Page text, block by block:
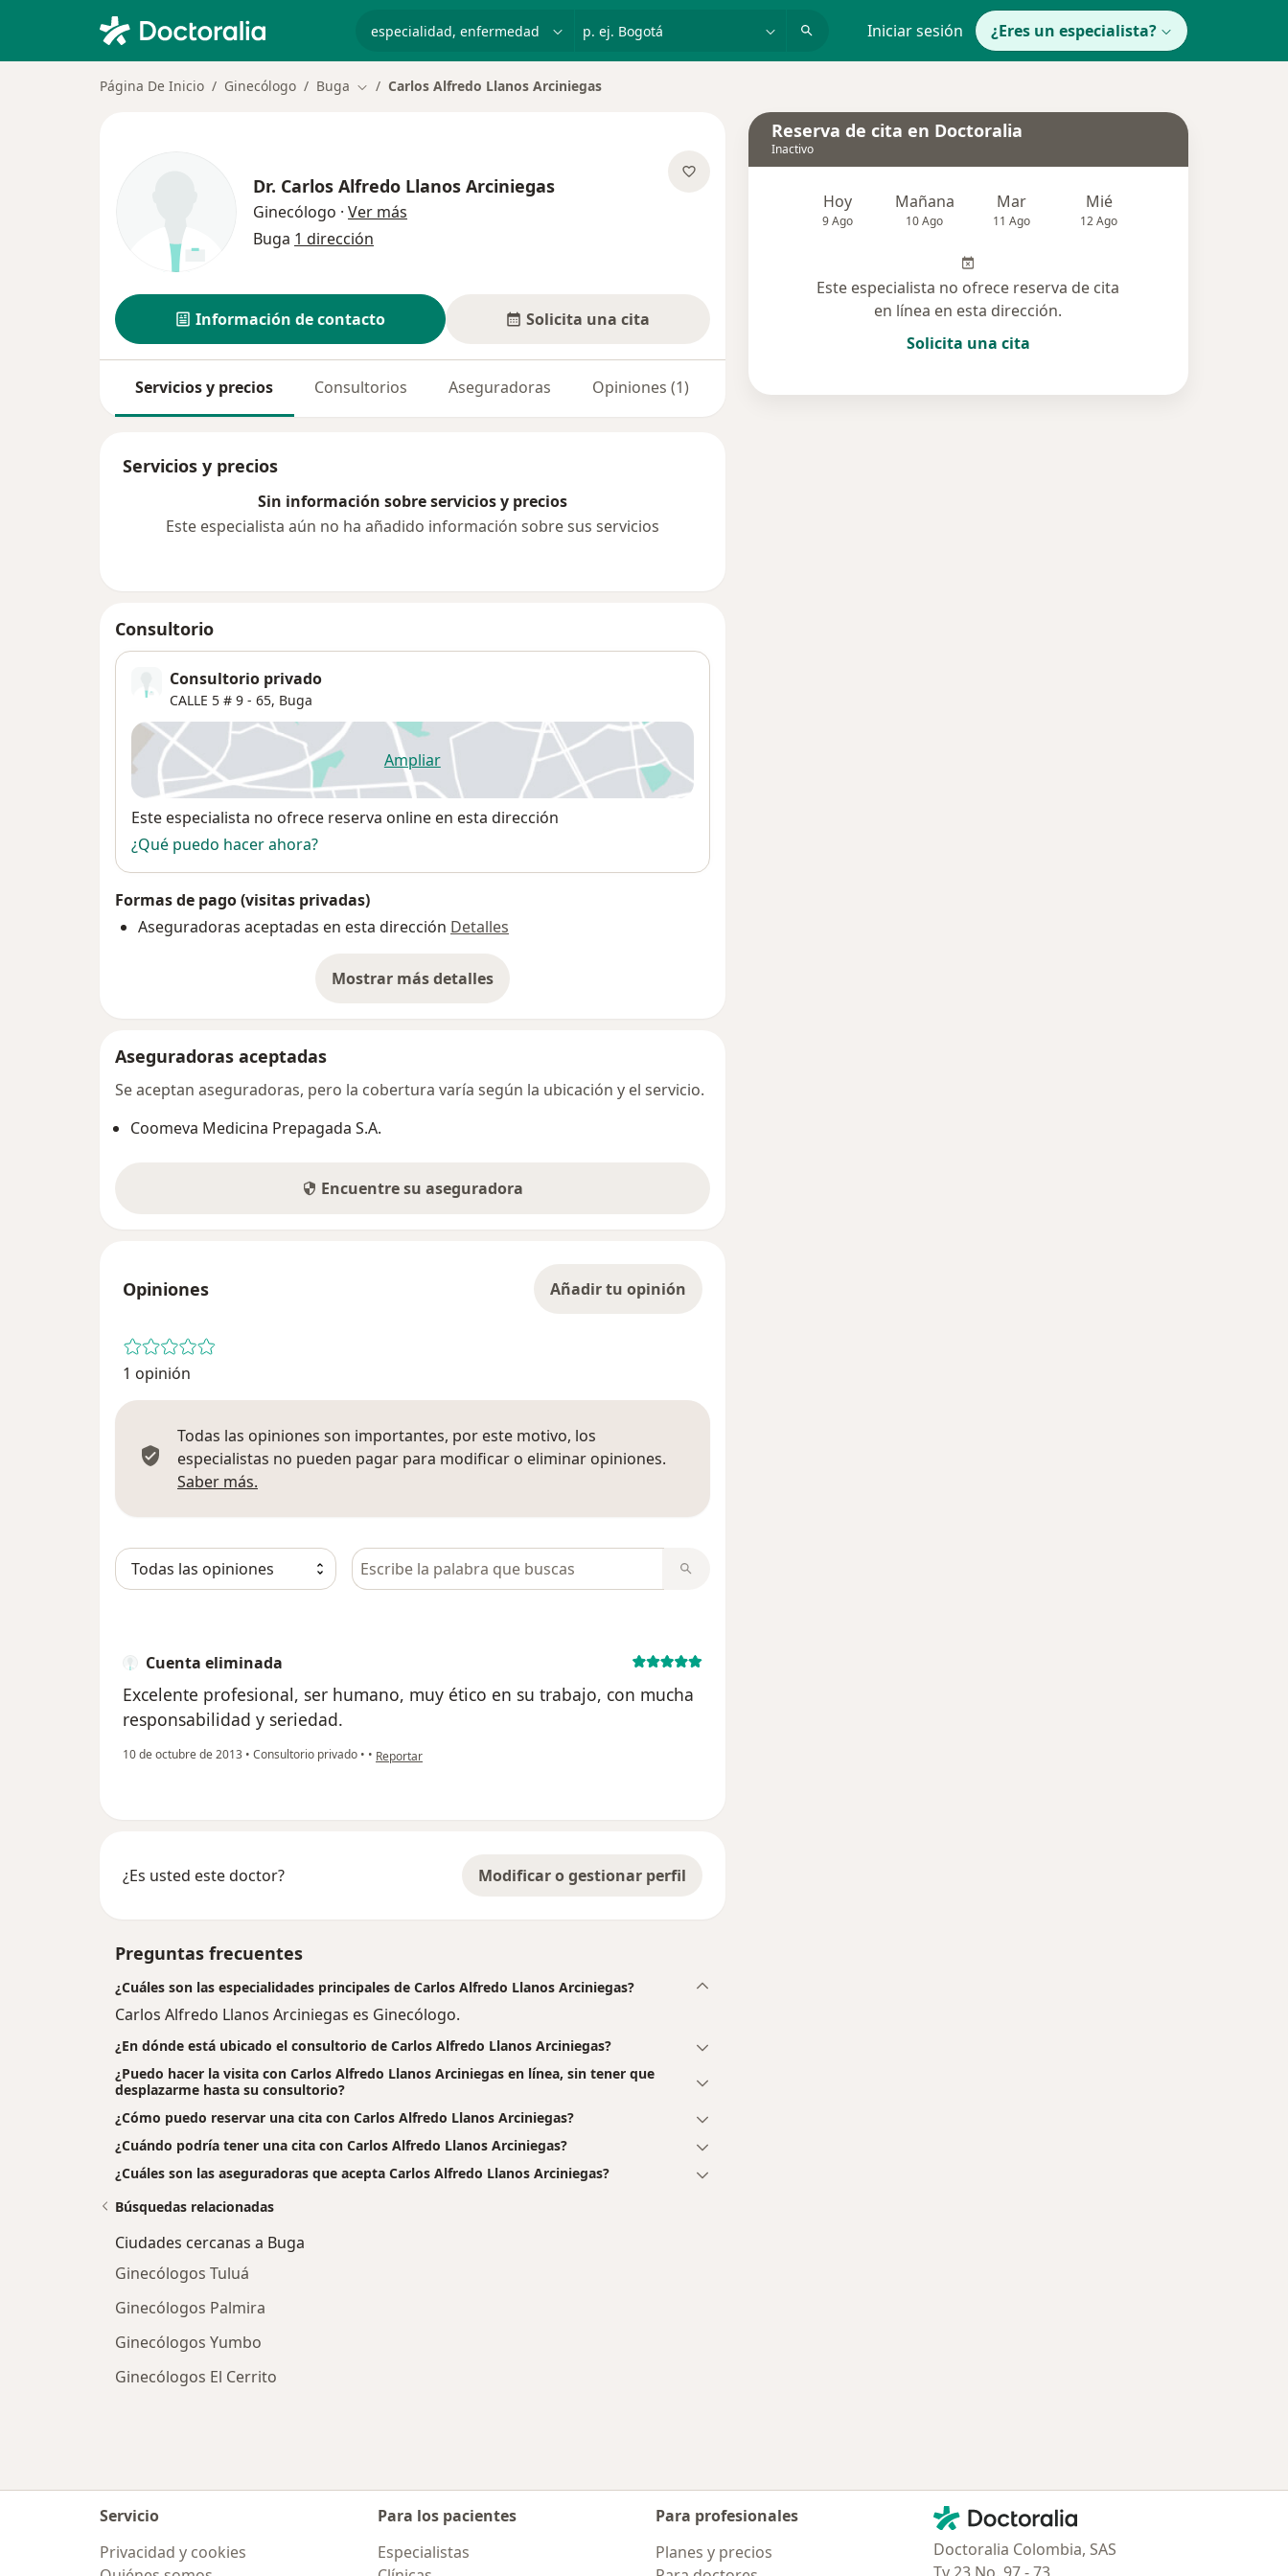
p. ej. Bogotá Iniciar sesión ¿Eres un especialista?
Página De Inicio Ginecólogo Buga Cambiar de ciudad
Carlos Alfredo Llanos Arciniegas
Dr. Carlos Alfredo Llanos Arciniegas
Ginecólogo · Ver más
Buga 1 dirección
Información de contacto Solicita una cita
Servicios y precios Consultorios Aseguradoras Opiniones (1)
Servicios y precios
Sin información sobre servicios y precios
Este especialista aún no ha añadido información sobre sus servicios
Consultorio
Consultorio privado
CALLE 5 # 9 ‐ 65, Buga
Ampliarse abre en una nueva pestaña
Disponibilidad
Este especialista no ofrece reserva online en esta dirección
¿Qué puedo hacer ahora?
Formas de pago (visitas privadas)
Aseguradoras aceptadas en esta dirección Detalles
Mostrar más detalles
sobre la dirección
Aseguradoras aceptadas
Se aceptan aseguradoras, pero la cobertura varía según la ubicación y el servicio.
Coomeva Medicina Prepagada S.A.
Encuentre su aseguradora
Opiniones Añadir tu opinión
1 opinión
Todas las opiniones son importantes, por este motivo, los
especialistas no pueden pagar para modificar o eliminar opiniones.
Saber más.
Busca en opiniones
Cuenta eliminada
Excelente profesional, ser humano, muy ético en su trabajo, con mucha
responsabilidad y seriedad.
10 de octubre de 2013 • Consultorio privado • • en opinión del usuario Cuenta eliminada
Reportar
¿Es usted este doctor? Modificar o gestionar perfil
Preguntas frecuentes
¿Cuáles son las especialidades principales de Carlos Alfredo Llanos Arciniegas?
Carlos Alfredo Llanos Arciniegas es Ginecólogo.
¿En dónde está ubicado el consultorio de Carlos Alfredo Llanos Arciniegas?
¿Puedo hacer la visita con Carlos Alfredo Llanos Arciniegas en línea, sin tener que
desplazarme hasta su consultorio?
¿Cómo puedo reservar una cita con Carlos Alfredo Llanos Arciniegas?
¿Cuándo podría tener una cita con Carlos Alfredo Llanos Arciniegas?
¿Cuáles son las aseguradoras que acepta Carlos Alfredo Llanos Arciniegas?
Reserva de cita en Doctoralia
Inactivo
Hoy
9 Ago
Mañana
10 Ago
Mar
11 Ago
Mié
12 Ago
Este especialista no ofrece reserva de cita
en línea en esta dirección.
Solicita una cita
Búsquedas relacionadas
Ciudades cercanas a Buga
Ginecólogos Tuluá
Ginecólogos Palmira
Ginecólogos Yumbo
Ginecólogos El Cerrito
Servicio
Privacidad y cookies
Para los pacientes
Especialistas
Para profesionales
Planes y precios
Contacto
Doctoralia - Página de inicio
Doctoralia Colombia, SAS